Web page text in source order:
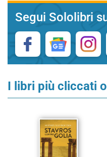
Segui Sololibri
I libri più cliccati